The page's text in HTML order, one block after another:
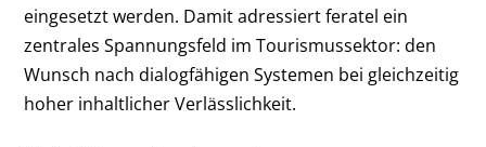
eingesetzt werden. Damit adressiert feratel ein
zentrales Spannungsfeld im Tourismussektor: den
Wunsch nach dialogfähigen Systemen bei gleichzeitig
hoher inhaltlicher Verlässlichkeit.